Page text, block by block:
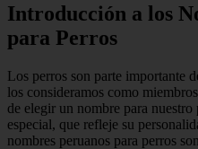
Introducción a los
para Perros
Los perros son parte importante
los consideramos como
de elegir un nombre para
especial, que refleje su
nombres peruanos para perros